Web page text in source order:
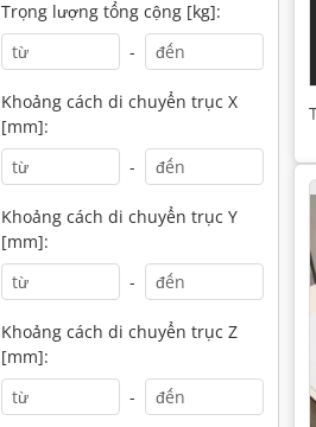
Trọng lượng tổng cộng [kg]:
-
Khoảng cách di chuyển trục X
[mm]:
-
Khoảng cách di chuyển trục Y
[mm]:
-
Khoảng cách di chuyển trục Z
[mm]:
-